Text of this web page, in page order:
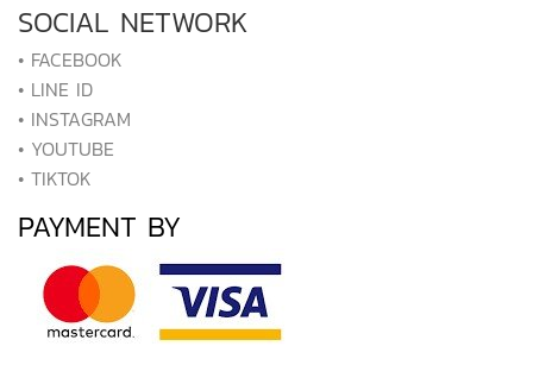
SOCIAL NETWORK
• FACEBOOK
• LINE ID
• INSTAGRAM
• YOUTUBE
• TIKTOK
PAYMENT BY